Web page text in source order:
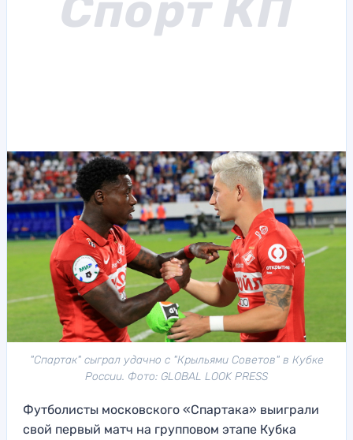
"Спартак" сыграл удачно с "Крыльями Советов" в Кубке
России. Фото: GLOBAL LOOK PRESS
Футболисты московского «Спартака» выиграли
свой первый матч на групповом этапе Кубка